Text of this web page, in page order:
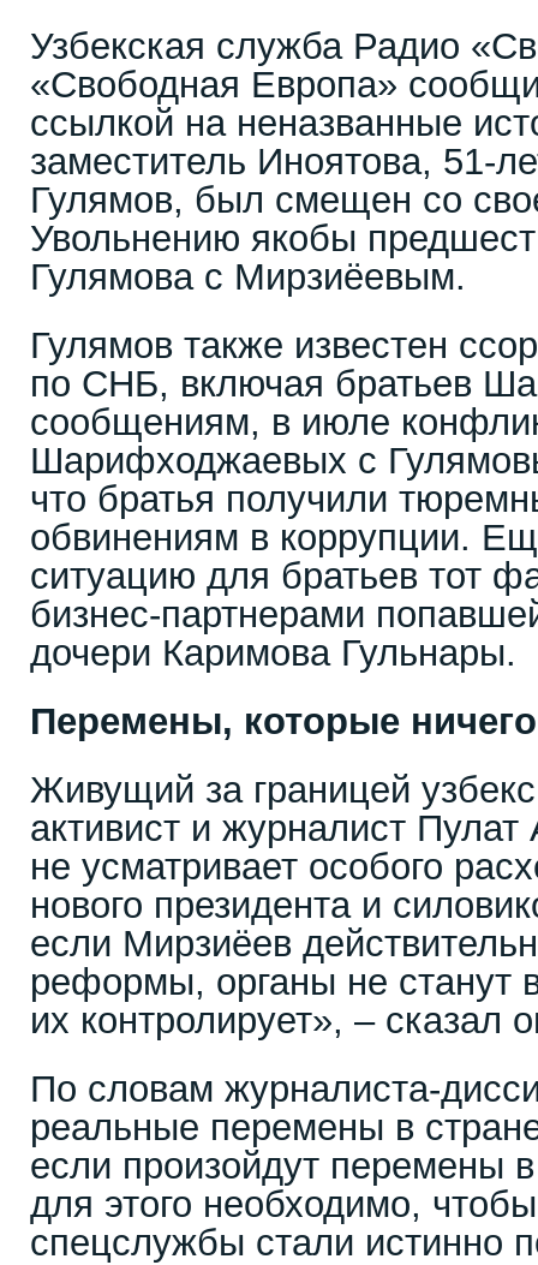
Узбекская служба Радио
«Свободная Европа»
ссылкой на неназванные
заместитель Иноятова, 51-
Гулямов, был смещен со
Увольнению якобы
Гулямова с Мирзиёевым.
Гулямов также известен
по СНБ, включая братьев
сообщениям, в июле
Шарифходжаевых с
что братья получили
обвинениям в коррупции.
ситуацию для братьев тот
бизнес-партнерами
дочери Каримова Гульнары.
Перемены, которые
Живущий за границей
активист и журналист Пулат
не усматривает особого
нового президента и
если Мирзиёев
реформы, органы не станут
их контролирует», – сказал
По словам журналиста-
реальные перемены в
если произойдут перемены
для этого необходимо,
спецслужбы стали истинно